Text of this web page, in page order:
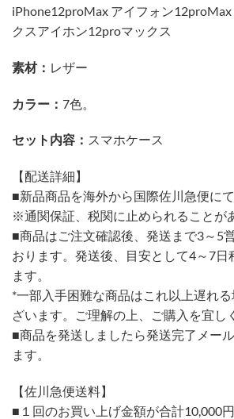
iPhone12proMax アイフォン
クスアイホン12proマックス
素材： レザー
カラー： 7色。
セット内容： スマホケース
【配送詳細】
■新品商品を海外から国際佐川急便にて
※通関保証、税関に止められることが
■商品はご注文確認後、発送まで3～5
おります。発送後、目安として4～7日
ます。
*一部入手困難な商品はこれ以上遅れ
ざいます。ご理解の上、ご購入を宜し
■商品を発送しましたら発送完了メー
ます。
【佐川急便送料】
■１回のお買い上げ金額が合計10,000